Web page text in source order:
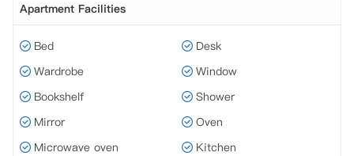
Apartment Facilities
Bed
Desk
Wardrobe
Window
Bookshelf
Shower
Mirror
Oven
Microwave oven
Kitchen